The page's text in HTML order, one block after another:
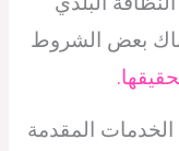
بعض الشروط
المقدمة